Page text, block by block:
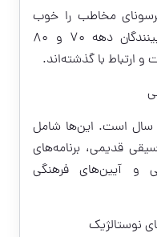
مخاطب را خوب
بدانیم. مخاطبان اصلی شما از بینندگان دهه ۷۰ و ۸۰
و ارتباط با گذشته‌اند.
سن مخاطبان شما بین ۳۰ تا ۵۵ سال است. این‌ها شامل
قدیمی، برنامه‌های
و آیین‌های فرهنگی
نوستالژیک